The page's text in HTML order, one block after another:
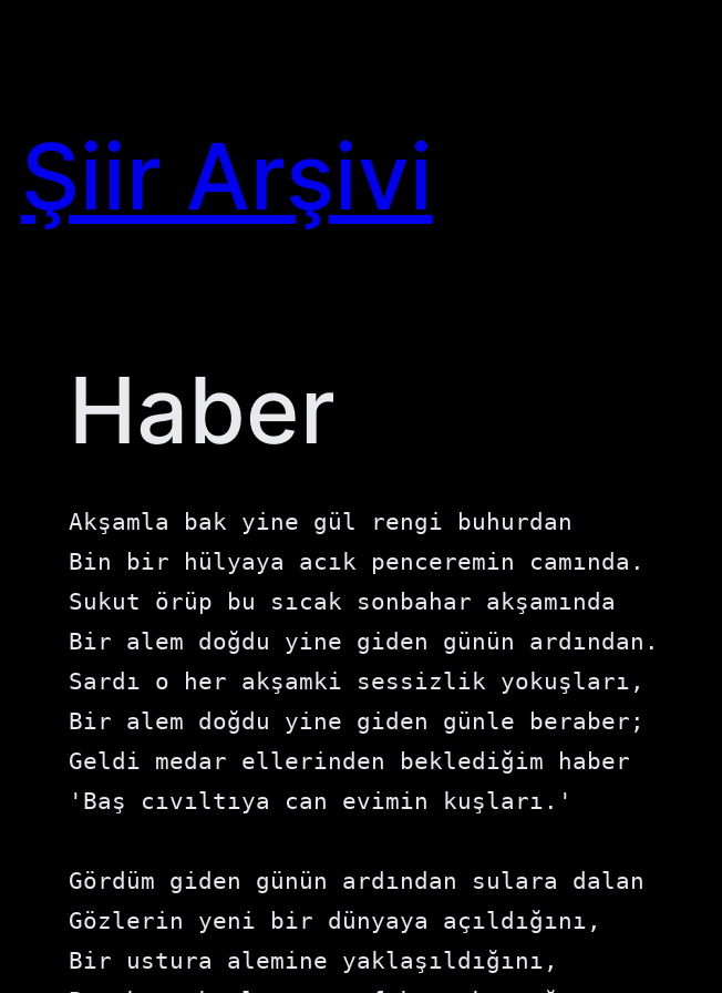
Şiir Arşivi
Haber
Akşamla bak yine gül rengi buhurdan
Bin bir hülyaya acık penceremin camında.
Sukut örüp bu sıcak sonbahar akşamında
Bir alem doğdu yine giden günün ardından.
Sardı o her akşamki sessizlik yokuşları,
Bir alem doğdu yine giden günle beraber;
Geldi medar ellerinden beklediğim haber
'Baş cıvıltıya can evimin kuşları.'
Gördüm giden günün ardından sulara dalan
Gözlerin yeni bir dünyaya açıldığını,
Bir ustura alemine yaklaşıldığını,